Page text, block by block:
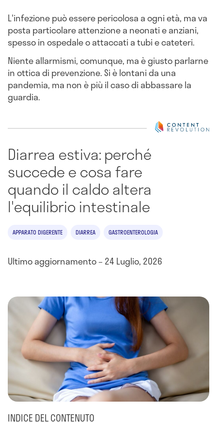
L'infezione può essere pericolosa a ogni età, ma va
posta particolare attenzione a neonati e anziani,
spesso in ospedale o attaccati a tubi e cateteri.
Niente allarmismi, comunque, ma è giusto parlarne
in ottica di prevenzione. Si è lontani da una
pandemia, ma non è più il caso di abbassare la
guardia.
Diarrea estiva: perché
succede e cosa fare
quando il caldo altera
l'equilibrio intestinale
APPARATO DIGERENTE DIARREA GASTROENTEROLOGIA
Ultimo aggiornamento – 24 Luglio, 2026
INDICE DEL CONTENUTO